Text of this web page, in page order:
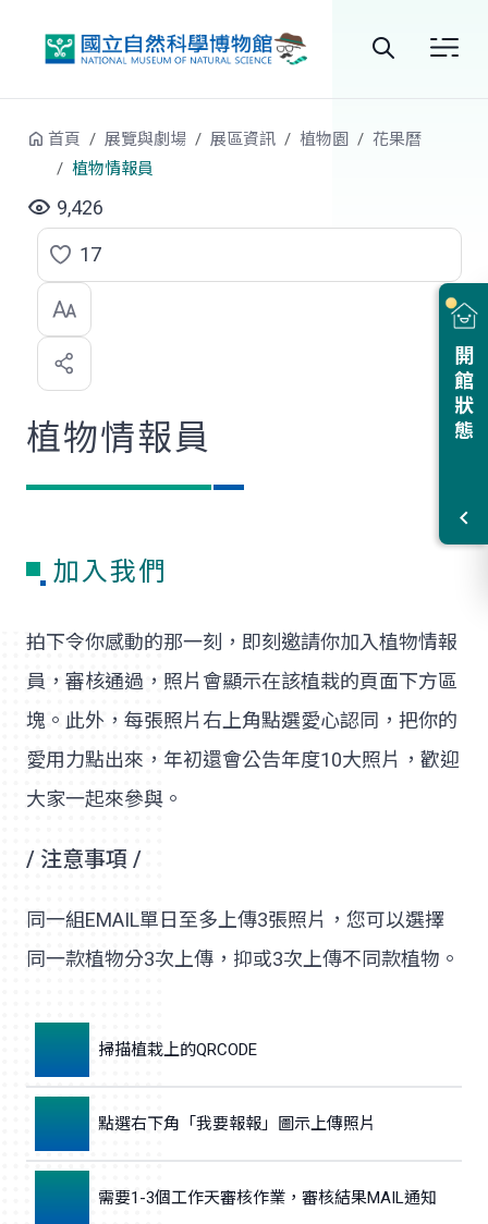
站
開館狀態
首頁 展覽與劇場 展區資訊 植物園
花果曆
植物情報員
9,426
點
選
喜
歡
17
植物情報員
加入我們
拍下令你感動的那一刻，即刻邀請你加入植物情報
員，審核通過，照片會顯示在該植栽的頁面下方區
塊。此外，每張照片右上角點選愛心認同，把你的
愛用力點出來，年初還會公告年度10大照片，歡迎
大家一起來參與。
/ 注意事項 /
同一組EMAIL單日至多上傳3張照片，您可以選擇
同一款植物分3次上傳，抑或3次上傳不同款植物。
掃描植栽上的QRCODE
點選右下角「我要報報」圖示上傳照片
需要1-3個工作天審核作業，審核結果MAIL通知